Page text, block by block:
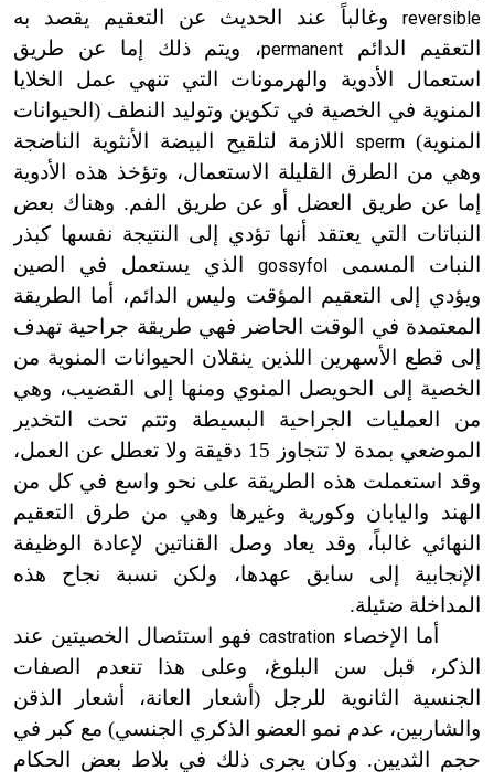
reversible وغالباً عند الحديث عن التعقيم يقصد به
التعقيم الدائم permanent، ويتم ذلك إما عن طريق
استعمال الأدوية والهرمونات التي تنهي عمل الخلايا
المنوية في الخصية في تكوين وتوليد النطف (الحيوانات
المنوية)sperm
اللازمة لتلقيح البيضة الأنثوية الناضجة
وهي من الطرق القليلة الاستعمال، وتؤخذ هذه الأدوية
إما عن طريق العضل أو عن طريق الفم. وهناك بعض
النباتات التي يعتقد أنها تؤدي إلى النتيجة نفسها كبذر
النبات المسمى
gossyfol الذي يستعمل في الصين
ويؤدي إلى التعقيم المؤقت وليس الدائم، أما الطريقة
المعتمدة في الوقت الحاضر فهي طريقة جراحية تهدف
إلى قطع الأسهرين اللذين ينقلان الحيوانات المنوية من
الخصية إلى الحويصل المنوي ومنها إلى القضيب، وهي
من العمليات الجراحية البسيطة وتتم تحت التخدير
الموضعي بمدة لا تتجاوز 15 دقيقة ولا تعطل عن العمل،
وقد استعملت هذه الطريقة على نحو واسع في كل من
الهند واليابان وكورية وغيرها وهي من طرق التعقيم
النهائي غالباً، وقد يعاد وصل القناتين لإعادة الوظيفة
الإنجابية إلى سابق عهدها، ولكن نسبة نجاح هذه
المداخلة ضئيلة.
أما الإخصاء castrationفهو استئصال الخصيتين عند
الذكر، قبل سن البلوغ، وعلى هذا تنعدم الصفات
الجنسية الثانوية للرجل (أشعار العانة، أشعار الذقن
والشاربين، عدم نمو العضو الذكري الجنسي) مع كبر في
حجم الثديين. وكان يجرى ذلك في بلاط بعض الحكام